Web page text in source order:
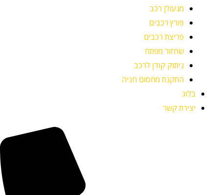
מנעולן רכב
פורץ רכבים
פריצת רכבים
שחזור מפתח
ניתוק קודן לרכב
התקנת מחסום חניה
בלוג
יצירת קשר